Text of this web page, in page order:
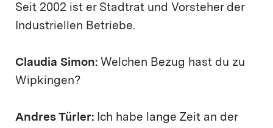
Seit 2002 ist er Stadtrat und Vorsteher der
Industriellen Betriebe.
Claudia Simon: Welchen Bezug hast du zu
Wipkingen?
Andres Türler: Ich habe lange Zeit an der